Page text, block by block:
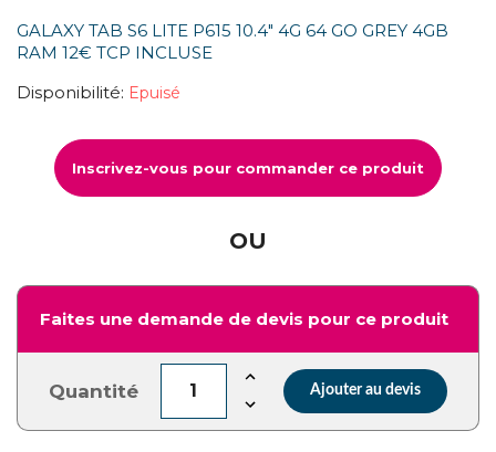
GALAXY TAB S6 LITE P615 10.4" 4G 64 GO GREY 4GB
RAM 12€ TCP INCLUSE
Disponibilité: Epuisé
Inscrivez-vous pour commander ce produit
OU
Faites une demande de devis pour ce produit
Quantité Ajouter au devis